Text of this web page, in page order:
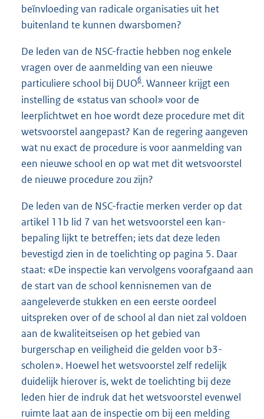
beïnvloeding van radicale organisaties uit het
buitenland te kunnen dwarsbomen?
De leden van de NSC-fractie hebben nog enkele
vragen over de aanmelding van een nieuwe
particuliere school bij DUO6. Wanneer krijgt een
instelling de «status van school» voor de
leerplichtwet en hoe wordt deze procedure met dit
wetsvoorstel aangepast? Kan de regering aangeven
wat nu exact de procedure is voor aanmelding van
een nieuwe school en op wat met dit wetsvoorstel
de nieuwe procedure zou zijn?
De leden van de NSC-fractie merken verder op dat
artikel 11b lid 7 van het wetsvoorstel een kan-
bepaling lijkt te betreffen; iets dat deze leden
bevestigd zien in de toelichting op pagina 5. Daar
staat: «De inspectie kan vervolgens voorafgaand aan
de start van de school kennisnemen van de
aangeleverde stukken en een eerste oordeel
uitspreken over of de school al dan niet zal voldoen
aan de kwaliteitseisen op het gebied van
burgerschap en veiligheid die gelden voor b3-
scholen». Hoewel het wetsvoorstel zelf redelijk
duidelijk hierover is, wekt de toelichting bij deze
leden hier de indruk dat het wetsvoorstel evenwel
ruimte laat aan de inspectie om bij een melding